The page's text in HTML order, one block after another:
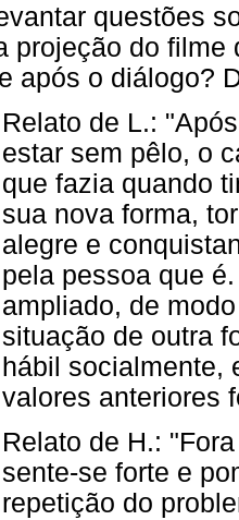
questões
projeção do
após o diálogo?
Relato de L.:
estar sem pêlo, o
que fazia quando
sua nova forma,
alegre e
pela pessoa que
ampliado, de
situação de outra
hábil socialmente,
valores anteriores
Relato de H.:
sente-se forte e
repetição do